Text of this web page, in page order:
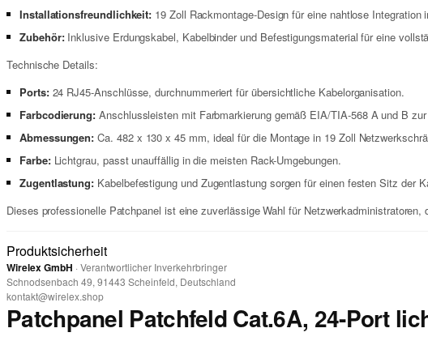
Installationsfreundlichkeit: 19 Zoll Rackmontage-Design für eine nahtlose Integration
Zubehör:Inklusive Erdungskabel, Kabelbinder und Befestigungsmaterial für eine
Technische Details:
Ports:24 RJ45-Anschlüsse, durchnummeriert für übersichtliche Kabelorganisation.
Farbcodierung: Anschlussleisten mit Farbmarkierung gemäß EIA/TIA-568 A und B
Abmessungen: Ca. 482 x 130 x 45 mm, ideal für die Montage in 19 Zoll
Farbe:Lichtgrau, passt unauffällig in die meisten Rack-Umgebungen.
Zugentlastung: Kabelbefestigung und Zugentlastung sorgen für einen festen Sitz der
Dieses professionelle Patchpanel ist eine zuverlässige Wahl für
Produktsicherheit
Wirelex GmbH · Verantwortlicher Inverkehrbringer
Schnodsenbach 49, 91443 Scheinfeld, Deutschland
kontakt@wirelex.shop
Patchpanel Patchfeld Cat.6A, 24-Port